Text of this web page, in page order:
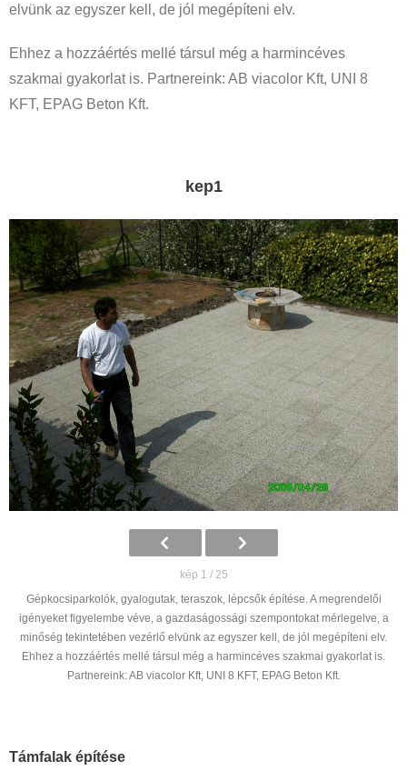
elvünk az egyszer kell, de jól megépíteni elv.
Ehhez a hozzáértés mellé társul még a harmincéves
szakmai gyakorlat is. Partnereink: AB viacolor Kft, UNI 8
KFT, EPAG Beton Kft.
kep1
kép 1 / 25
Gépkocsiparkolók, gyalogutak, teraszok, lépcsők építése. A megrendelői
igényeket figyelembe véve, a gazdaságossági szempontokat mérlegelve, a
minőség tekintetében vezérlő elvünk az egyszer kell, de jól megépíteni elv.
Ehhez a hozzáértés mellé társul még a harmincéves szakmai gyakorlat is.
Partnereink: AB viacolor Kft, UNI 8 KFT, EPAG Beton Kft.
Támfal ak építése